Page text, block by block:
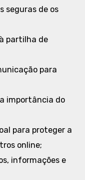
seguras de os
partilha de
para
importância do
para proteger a
online;
informações e